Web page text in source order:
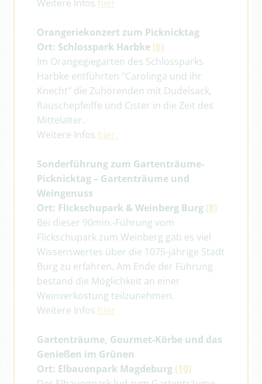
Weitere Infos hier
Orangeriekonzert zum Picknicktag
Ort: Schlosspark Harbke (6)
Im Orangegiegarten des Schlossparks
Harbke entführten "Carolinga und ihr
Knecht" die Zuhörenden mit Dudelsack,
Rauschepfeiffe und Cister in die Zeit des
Mittelalter.
Weitere Infos hier.
Sonderführung zum Gartenträume-
Picknicktag – Gartenträume und
Weingenuss
Ort: Flickschupark & Weinberg Burg (8)
Bei dieser 90min.-Führung vom
Flickschupark zum Weinberg gab es viel
Wissenswertes über die 1075-jährige Stadt
Burg zu erfahren. Am Ende der Führung
bestand die Möglichkeit an einer
Weinverkostung teilzunehmen.
Weitere Infos hier
Gartenträume, Gourmet-Körbe und das
Genießen im Grünen
Ort: Elbauenpark Magdeburg (10)